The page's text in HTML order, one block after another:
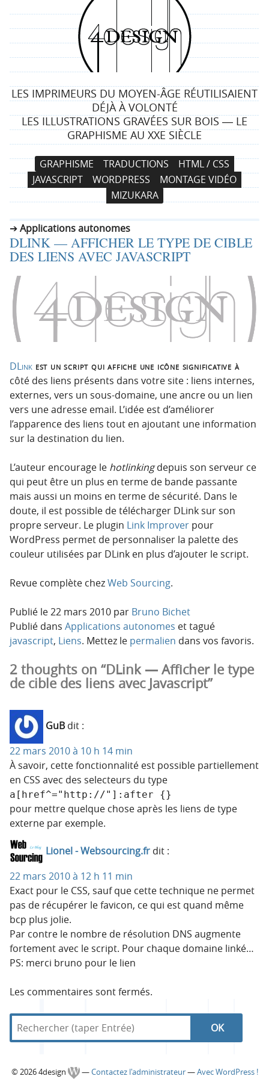
4
d
e
s
i
g
n
LES IMPRIMEURS DU MOYEN-ÂGE RÉUTILISAIENT
DÉJÀ À VOLONTÉ
LES ILLUSTRATIONS GRAVÉES SUR BOIS ― LE
GRAPHISME AU XXE SIÈCLE
N
a
v
i
a
t
i
n
r
c
i
p
a
l
e
A
l
l
e
a
u
c
n
e
n
GRAPHISME TRADUCTIONS
HTML / CSS
JAVASCRIPT
WORDPRESS
MONTAGE VIDÉO
MIZUKARA
Applications autonomes
DLINK — AFFICHER LE TYPE DE CIBLE
DES LIENS AVEC JAVASCRIPT
DLink est un script qui affiche une icône significative à
côté des liens présents dans votre site : liens internes,
externes, vers un sous-domaine, une ancre ou un lien
vers une adresse email. L’idée est d’améliorer
l’apparence des liens tout en ajoutant une information
sur la destination du lien.
L’auteur encourage le hotlinkingdepuis son serveur ce
qui peut être un plus en terme de bande passante
mais aussi un moins en terme de sécurité. Dans le
doute, il est possible de télécharger DLink sur son
propre serveur. Le plugin Link Improver pour
WordPress permet de personnaliser la palette des
couleur utilisées par DLink en plus d’ajouter le script.
Revue complète chezWeb Sourcing.
Publié le22 mars 2010 par Bruno Bichet
Publié dans Applications autonomes et tagué
javascript, Liens. Mettez le permalien dans vos favoris.
2 thoughts on “DLink — Afficher le type
de cible des liens avec Javascript”
GuB dit :
22 mars 2010 à 10 h 14 min
À savoir, cette fonctionnalité est possible partiellement
en CSS avec des selecteurs du type
a[href^="http://"]:after {}
pour mettre quelque chose après les liens de type
externe par exemple.
Lionel - Websourcing.fr dit :
22 mars 2010 à 12 h 11 min
Exact pour le CSS, sauf que cette technique ne permet
pas de récupérer le favicon, ce qui est quand même
bcp plus jolie.
Par contre le nombre de résolution DNS augmente
fortement avec le script. Pour chaque domaine linké…
PS: merci bruno pour le lien
Les commentaires sont fermés.
R
R
d
© 2026 4design —Contactez l'administrateur—Avec WordPress !